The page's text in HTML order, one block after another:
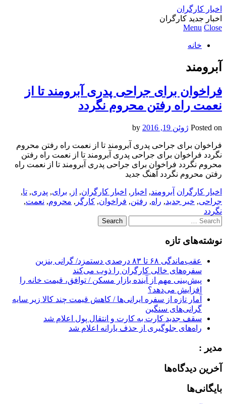
اخبار کارگران
اخبار جدید کارگران
Menu Close
خانه
آبرومند
فراخوان برای جراحی پدری آبرومند تا از
نعمت راه رفتن محروم نگردد
Posted on ژوئن 19, 2016
فراخوان برای جراحی پدری آبرومند تا از نعمت راه رفتن محروم
نگردد فراخوان برای جراحی پدری آبرومند تا از نعمت راه رفتن
محروم نگردد فراخوان برای جراحی پدری آبرومند تا از نعمت راه
رفتن محروم نگردد آهنگ جدید
اخبار کارگران آبرومند, اخبار , اخبار کارگران, از , برای, پدری, تا,
جراحی, خبر جدید, راه, رفتن, فراخوان, کارگر , محروم, نعمت,
نگردد
Search
for:
نوشته‌های تازه
عقب‌ماندگی ۶۸ تا ۸۳ درصدی دستمزد/ گرانی بنزین
سفره‌های خالی کارگران را ذوب می‌کند
پیش‌بینی مهم از آینده بازار مسکن / توافق، قیمت خانه را
افزایش می‌دهد؟
آمار تازه از سفره ایرانی‌ها / کاهش قیمت چند کالا زیر سایه
گرانی‌های سنگین
سقف جدید کارت به کارت و انتقال پول اعلام شد
راه‌های جلوگیری از حذف یارانه اعلام شد
مدیر :
آخرین دیدگاه‌ها
بایگانی‌ها